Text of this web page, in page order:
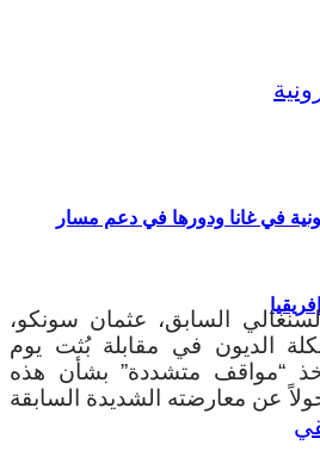
في غانا ودورها في دعم مسار
السابق، عثمان سونكو،
الديون في مقابلة بُثت يوم
يتخذ “مواقف متشددة” بشأن هذه
عن معارضته الشديدة السابقة